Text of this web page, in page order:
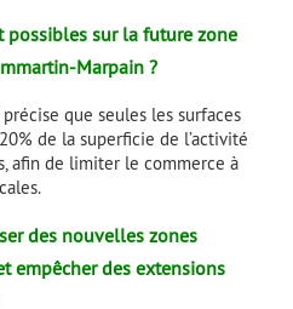
possibles sur la future zone
Marpain ?
que seules les surfaces
de la superficie de l’activité
afin de limiter le commerce à
des nouvelles zones
empêcher des extensions